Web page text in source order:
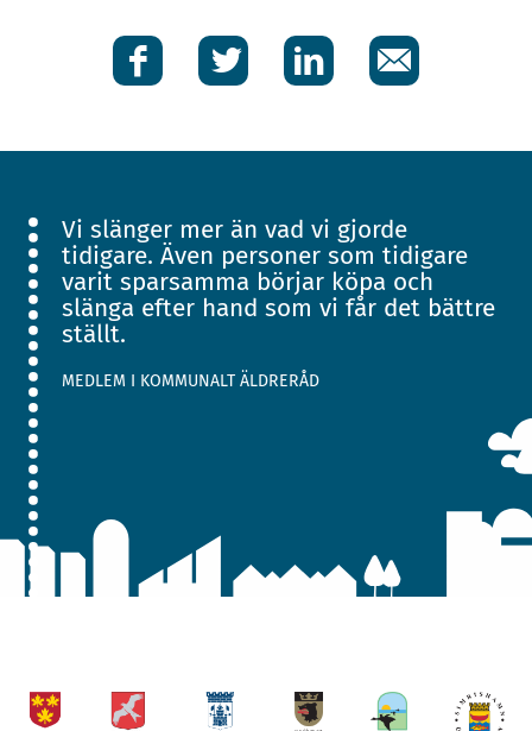
FacebookTwitter LinkedIn E-
post
Vi slänger mer än vad vi gjorde
tidigare. Även personer som tidigare
varit sparsamma börjar köpa och
slänga efter hand som vi får det bättre
ställt.
MEDLEM I KOMMUNALT ÄLDRERÅD